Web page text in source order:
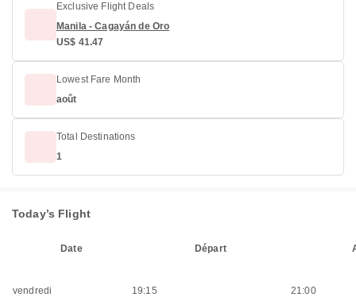
Exclusive Flight Deals
Manila - Cagayán de Oro
US$ 41.47
Lowest Fare Month
août
Total Destinations
1
Today’s Flight
Date Départ
vendredi
19:15
21:00